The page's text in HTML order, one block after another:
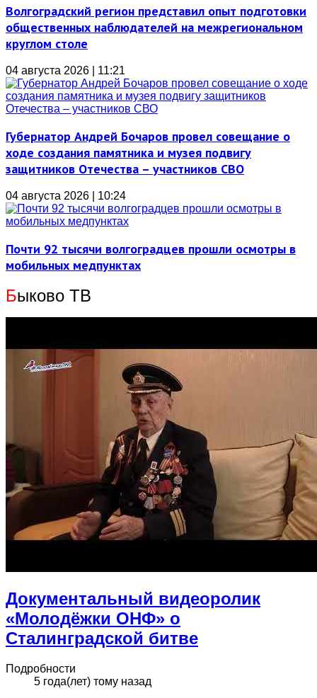
Волгоградский регион представил опыт подготовки
общественных наблюдателей на межрегиональном
круглом столе
04 августа 2026 | 11:21
Губернатор Андрей Бочаров провел совещание о
ходе создания памятника и музея подвигу
защитников Отечества – участников СВО
04 августа 2026 | 10:24
Почти 92 тысячи волгоградцев прошли осмотры в
мобильных медпунктах
Быково ТВ
Документальный видеоролик
«Молодёжки ОНФ» о
Сталинградской битве
Подробности
5 года(лет) тому назад